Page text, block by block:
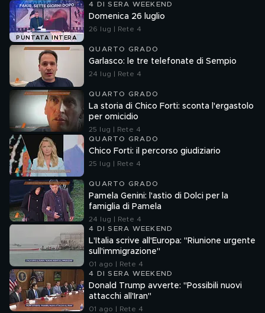
PUNTATA INTERA
4 DI SERA WEEKEND
Domenica 26 luglio
26 lug | Rete 4
QUARTO GRADO
Garlasco: le tre telefonate di Sempio
24 lug | Rete 4
QUARTO GRADO
La storia di Chico Forti: sconta l'ergastolo
per omicidio
25 lug | Rete 4
QUARTO GRADO
Chico Forti: il percorso giudiziario
25 lug | Rete 4
QUARTO GRADO
Pamela Genini: l'astio di Dolci per la
famiglia di Pamela
24 lug | Rete 4
4 DI SERA WEEKEND
L'Italia scrive all'Europa: "Riunione urgente
sull'immigrazione"
01 ago | Rete 4
4 DI SERA WEEKEND
Donald Trump avverte: "Possibili nuovi
attacchi all'Iran"
01 ago | Rete 4